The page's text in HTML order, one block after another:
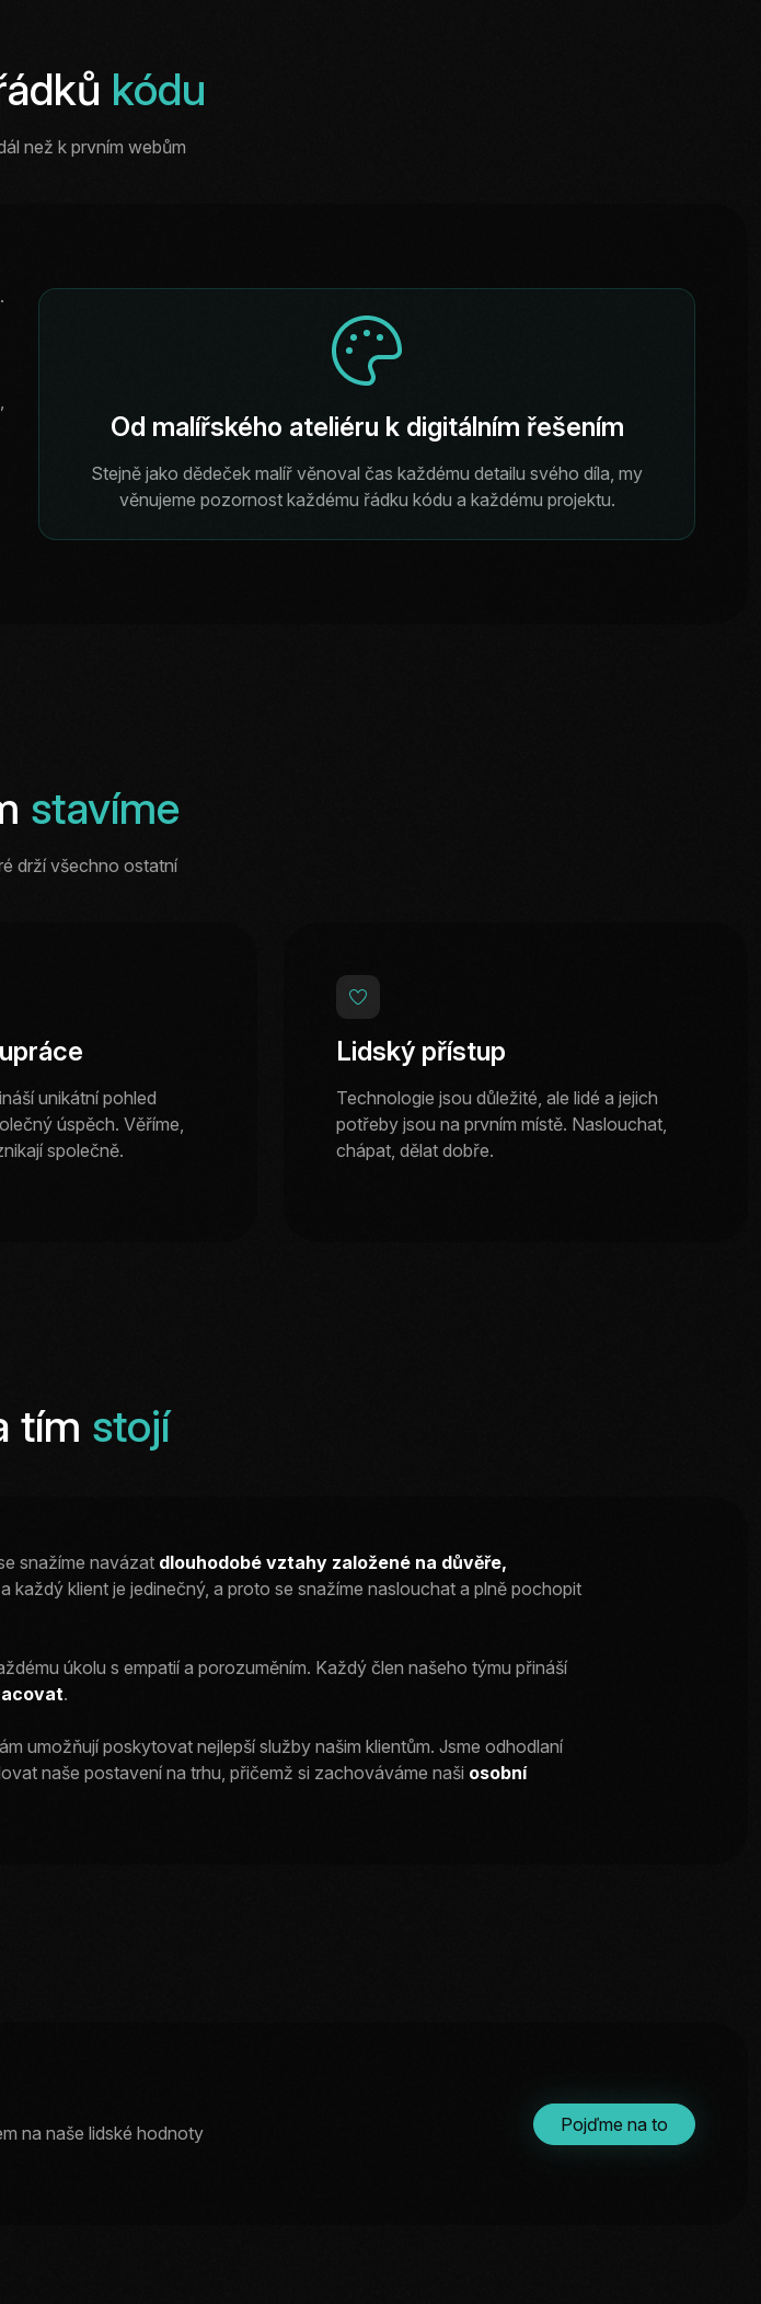
kódu
než k prvním webům
Od malířského ateliéru k digitálním řešením
Stejně jako dědeček malíř věnoval čas každému detailu svého díla, my
věnujeme pozornost každému řádku kódu a každému projektu.
stavíme
drží všechno ostatní
unikátní pohled
úspěch. Věříme,
společně.
Lidský přístup
Technologie jsou důležité, ale lidé a jejich
potřeby jsou na prvním místě. Naslouchat,
chápat, dělat dobře.
tím stojí
snažíme navázat dlouhodobé vztahy založené na důvěře,
každý klient je jedinečný, a proto se snažíme naslouchat a plně pochopit
úkolu s empatií a porozuměním. Každý člen našeho týmu přináší
.
umožňují poskytovat nejlepší služby našim klientům. Jsme odhodlaní
naše postavení na trhu, přičemž si zachováváme naši osobní
na naše lidské hodnoty
Pojďme na to